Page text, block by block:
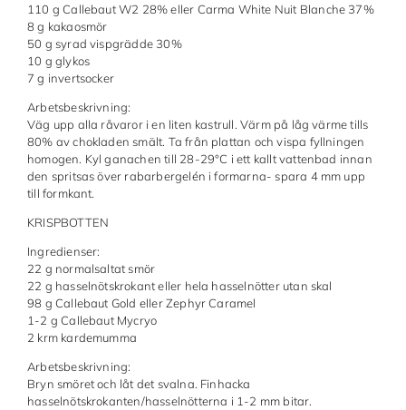
110 g Callebaut W2 28% eller Carma White Nuit Blanche 37%
8 g kakaosmör
50 g syrad vispgrädde 30%
10 g glykos
7 g invertsocker
Arbetsbeskrivning:
Väg upp alla råvaror i en liten kastrull. Värm på låg värme tills
80% av chokladen smält. Ta från plattan och vispa fyllningen
homogen. Kyl ganachen till 28-29°C i ett kallt vattenbad innan
den spritsas över rabarbergelén i formarna- spara 4 mm upp
till formkant.
KRISPBOTTEN
Ingredienser:
22 g normalsaltat smör
22 g hasselnötskrokant eller hela hasselnötter utan skal
98 g Callebaut Gold eller Zephyr Caramel
1-2 g Callebaut Mycryo
2 krm kardemumma
Arbetsbeskrivning:
Bryn smöret och låt det svalna. Finhacka
hasselnötskrokanten/hasselnötterna i 1-2 mm bitar.